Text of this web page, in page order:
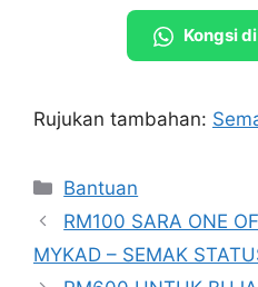
Kongsi
Rujukan tambahan:
Categories
Bantuan
RM100 SARA ONE
MYKAD – SEMAK